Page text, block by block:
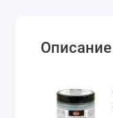
Описание